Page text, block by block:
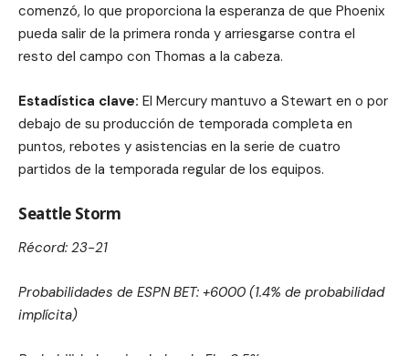
comenzó, lo que proporciona la esperanza de que Phoenix
pueda salir de la primera ronda y arriesgarse contra el
resto del campo con Thomas a la cabeza.
Estadística clave: El Mercury mantuvo a Stewart en o por
debajo de su producción de temporada completa en
puntos, rebotes y asistencias en la serie de cuatro
partidos de la temporada regular de los equipos.
Seattle Storm
Récord: 23-21
Probabilidades de ESPN BET: +6000 (1.4% de probabilidad
implícita)